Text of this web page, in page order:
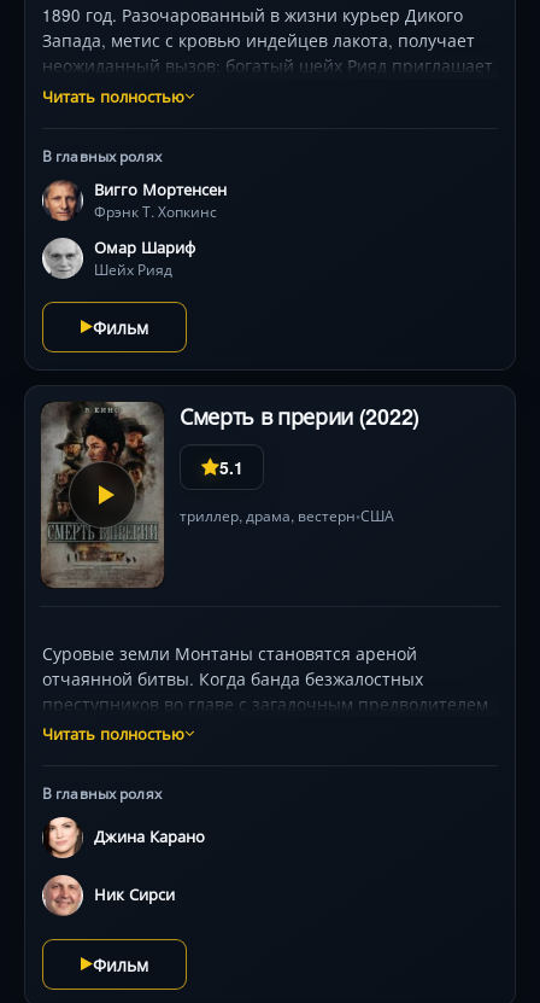
1890 год. Разочарованный в жизни курьер Дикого
Запада, метис с кровью индейцев лакота, получает
неожиданный вызов: богатый шейх Рияд приглашает
его на «Океан огня» — легендарную 3000-мильную
скакунах. Теперь под палящим солнцем, среди
песчаных бурь и коварных соперников, ему
предстоит доказать, что его простой мустанг достоин
победы. Но в этой гонке ставки — не просто золото, а
честь и жизнь. Вигго Мортенсен и Омар Шариф в
где человек и лошадь — единое целое .
Читать полностью
В главных ролях
Вигго Мортенсен
Фрэнк Т. Хопкинс
Омар Шариф
Шейх Рияд
Фильм
Смерть в прерии (2022)
5.1
триллер, драма, вестерн•США
Суровые земли Монтаны становятся ареной
отчаянной битвы. Когда банда безжалостных
преступников во главе с загадочным предводителем
окружает изолированную ферму, храбрая женщина-
близких от нарастающей волны насилия. В
атмосфере неумолимого напряжения и опасности,
где каждый шаг может быть последним,
разворачивается драма выживания. Ставки
невероятно высоки, а цена свободы окажется
Ожидайте неожиданных поворотов и жестокой
поэтики вестерна.
Читать полностью
В главных ролях
Джина Карано
Ник Сирси
Фильм